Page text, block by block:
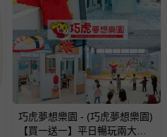
巧虎夢想樂園 - (巧虎夢想樂園)
【買一送一】平日暢玩兩大一